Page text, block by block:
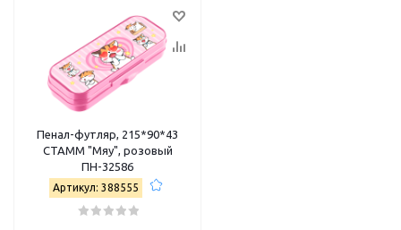
Пенал-футляр, 215*90*43
СТАММ "Мяу", розовый
ПН-32586
Артикул: 388555